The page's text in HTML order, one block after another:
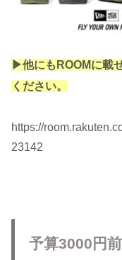
▶︎他にもROOMに載
ください。
https://
23142
予算3000円